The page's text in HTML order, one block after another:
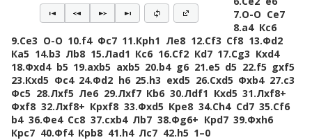
7.O-O Сe7
8.a4 Кc6
9.Сe3 O-O 10.f4 Фc7 11.Крh1 Лe8 12.Сf3 Сf8 13.Фd2
Кa5 14.b3 Лb8 15.Лad1 Кc6 16.Сf2 Кd7 17.Сg3 Кxd4
18.Фxd4 b5 19.axb5 axb5 20.b4 g6 21.e5 d5 22.f5 gxf5
23.Кxd5 Фc4 24.Фd2 h6 25.h3 exd5 26.Сxd5 Фxb4 27.c3
Фc5 28.Лxf5 Лe6 29.Лxf7 Кb6 30.Лdf1 Кxd5 31.Лxf8+
Фxf8 32.Лxf8+ Крxf8 33.Фxd5 Крe8 34.Сh4 Сd7 35.Сf6
b4 36.Фe4 Сc8 37.cxb4 Лb7 38.Фg6+ Крd7 39.Фxh6
Крc7 40.Фf4 Крb8 41.h4 Лc7 42.h5 1–0